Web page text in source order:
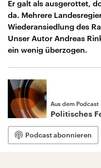
Er galt als ausgerottet,
da. Mehrere
Wiederansiedlung des
Unser Autor Andreas
ein wenig überzogen.
Aus dem Podcast
Politisches
Podcast abonnieren